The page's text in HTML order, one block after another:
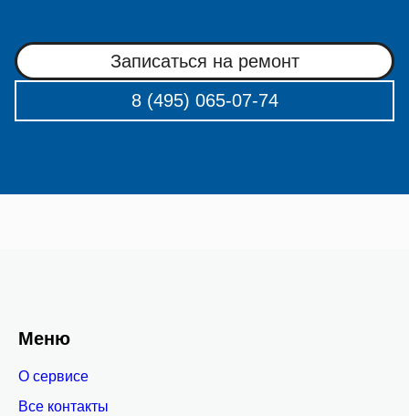
Записаться на ремонт
8 (495) 065-07-74
Меню
О сервисе
Все контакты